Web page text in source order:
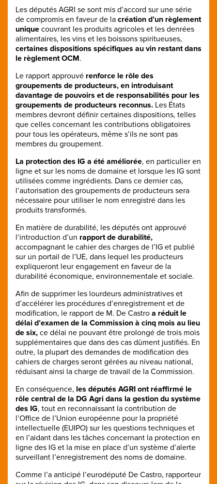
Les députés AGRI se sont mis d’accord sur une série
de compromis en faveur de la création d’un règlement
unique couvrant les produits agricoles et les denrées
alimentaires, les vins et les boissons spiritueuses,
certaines dispositions spécifiques au vin restant dans
le règlement OCM.
Le rapport approuvé renforce le rôle des
groupements de producteurs, en introduisant
davantage de pouvoirs et de responsabilités pour les
groupements de producteurs reconnus. Les États
membres devront définir certaines dispositions, telles
que celles concernant les contributions obligatoires
pour tous les opérateurs, même s’ils ne sont pas
membres du groupement.
La protection des IG a été améliorée, en particulier en
ligne et sur les noms de domaine et lorsque les IG sont
utilisées comme ingrédients. Dans ce dernier cas,
l’autorisation des groupements de producteurs sera
nécessaire pour utiliser le nom enregistré dans les
produits transformés.
En matière de durabilité, les députés ont approuvé
l’introduction d’un rapport de durabilité,
accompagnant le cahier des charges de l’IG et publié
sur un portail de l’UE, dans lequel les producteurs
expliqueront leur engagement en faveur de la
durabilité économique, environnementale et sociale.
Afin de supprimer les lourdeurs administratives et
d’accélérer les procédures d’enregistrement et de
modification, le rapport de M. De Castro a réduit le
délai d’examen de la Commission à cinq mois au lieu
de six, ce délai ne pouvant être prolongé de trois mois
supplémentaires que dans des cas dûment justifiés. En
outre, la plupart des demandes de modification des
cahiers de charges seront gérées au niveau national,
réduisant ainsi la charge de travail de la Commission.
En conséquence, les députés AGRI ont réaffirmé le
rôle central de la DG Agri dans la gestion du système
des IG, tout en reconnaissant la contribution de
l’Office de l’Union européenne pour la propriété
intellectuelle (EUIPO) sur les questions techniques et
en l’aidant dans les tâches concernant la protection en
ligne des IG et la mise en place d’un système d’alerte
surveillant l’enregistrement des noms de domaine.
Comme l’a anticipé l’eurodéputé De Castro, rapporteur